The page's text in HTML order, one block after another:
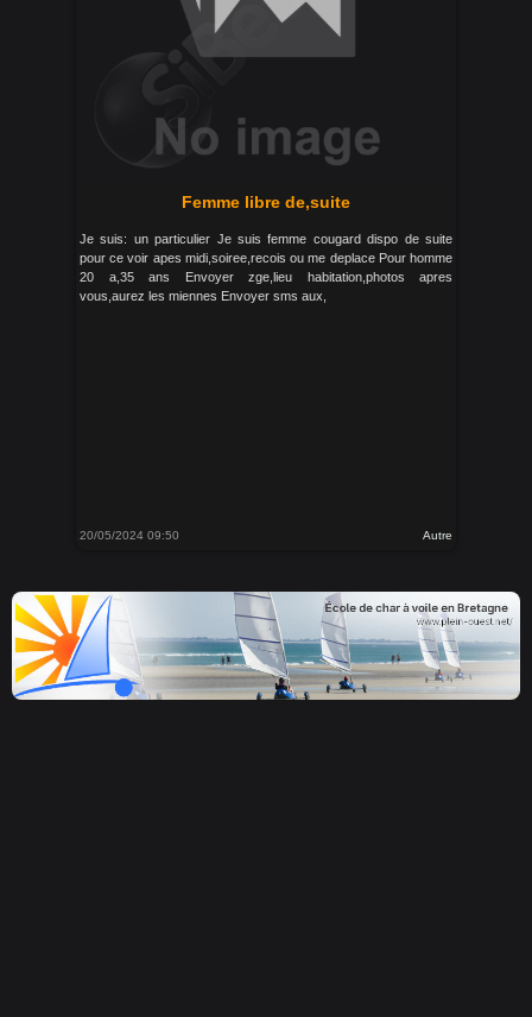
Femme libre de,suite
Je suis: un particulier Je suis femme cougard dispo de suite
pour ce voir apes midi,soiree,recois ou me deplace Pour homme
20 a,35 ans Envoyer zge,lieu habitation,photos apres
vous,aurez les miennes Envoyer sms aux,
20/05/2024 09:50 Autre